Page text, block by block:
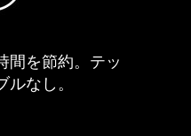
間を節約。 テッ
なし。